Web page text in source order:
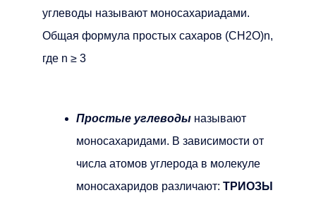
углеводы называют моносахариадами.
Общая формула простых сахаров (CH2O)n,
где n ≥ 3
Простые углеводы называют
моносахаридами. В зависимости от
числа атомов углерода в молекуле
моносахаридов различают: ТРИОЗЫ